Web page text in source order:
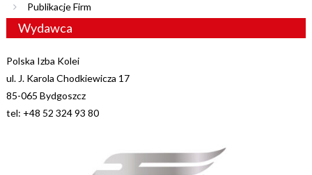
Publikacje Firm
Wydawca
Polska Izba Kolei
ul. J. Karola Chodkiewicza 17
85-065 Bydgoszcz
tel: +48 52 324 93 80